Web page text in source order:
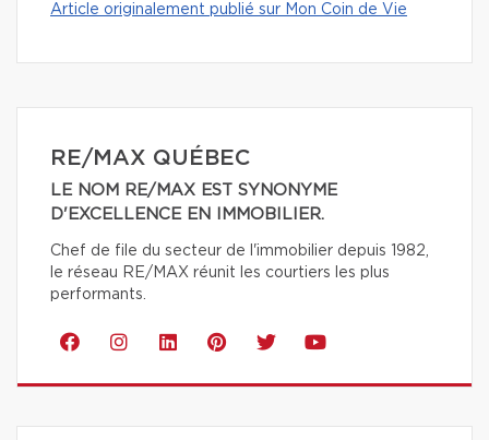
Article originalement publié sur Mon Coin de Vie
RE/MAX QUÉBEC
LE NOM RE/MAX EST SYNONYME
D'EXCELLENCE EN IMMOBILIER.
Chef de file du secteur de l'immobilier depuis 1982,
le réseau RE/MAX réunit les courtiers les plus
performants.